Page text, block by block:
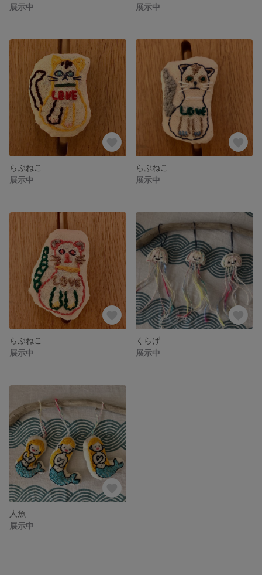
展示中
展示中
らぶねこ
展示中
らぶねこ
展示中
らぶねこ
展示中
くらげ
展示中
人魚
展示中